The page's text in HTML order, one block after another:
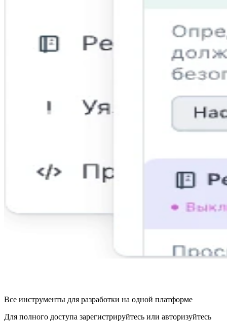
Все инструменты для разработки на одной платформе
Для полного доступа зарегистрируйтесь или авторизуйтесь